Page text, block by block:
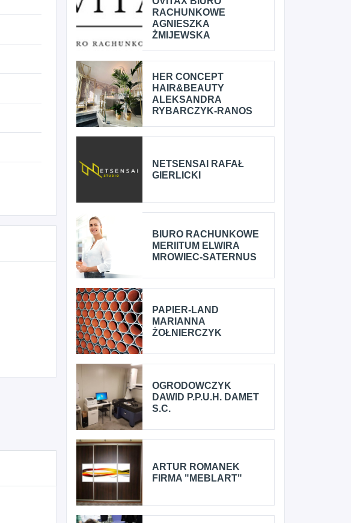
RACHUNKOWE
AGNIESZKA
ŻMIJEWSKA
HER CONCEPT
HAIR&BEAUTY
ALEKSANDRA
RYBARCZYK-RANOS
NETSENSAI RAFAŁ
GIERLICKI
BIURO RACHUNKOWE
MERIITUM ELWIRA
MROWIEC-SATERNUS
PAPIER-LAND
MARIANNA
ŻOŁNIERCZYK
OGRODOWCZYK
DAWID P.P.U.H. DAMET
S.C.
ARTUR ROMANEK
FIRMA "MEBLART"